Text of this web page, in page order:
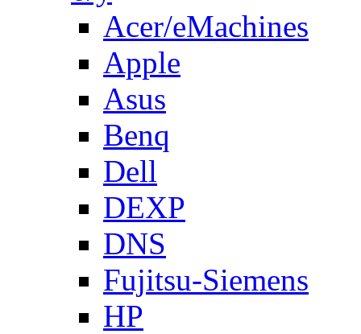
Acer/eMachines
Apple
Asus
Benq
Dell
DEXP
DNS
Fujitsu-Siemens
HP